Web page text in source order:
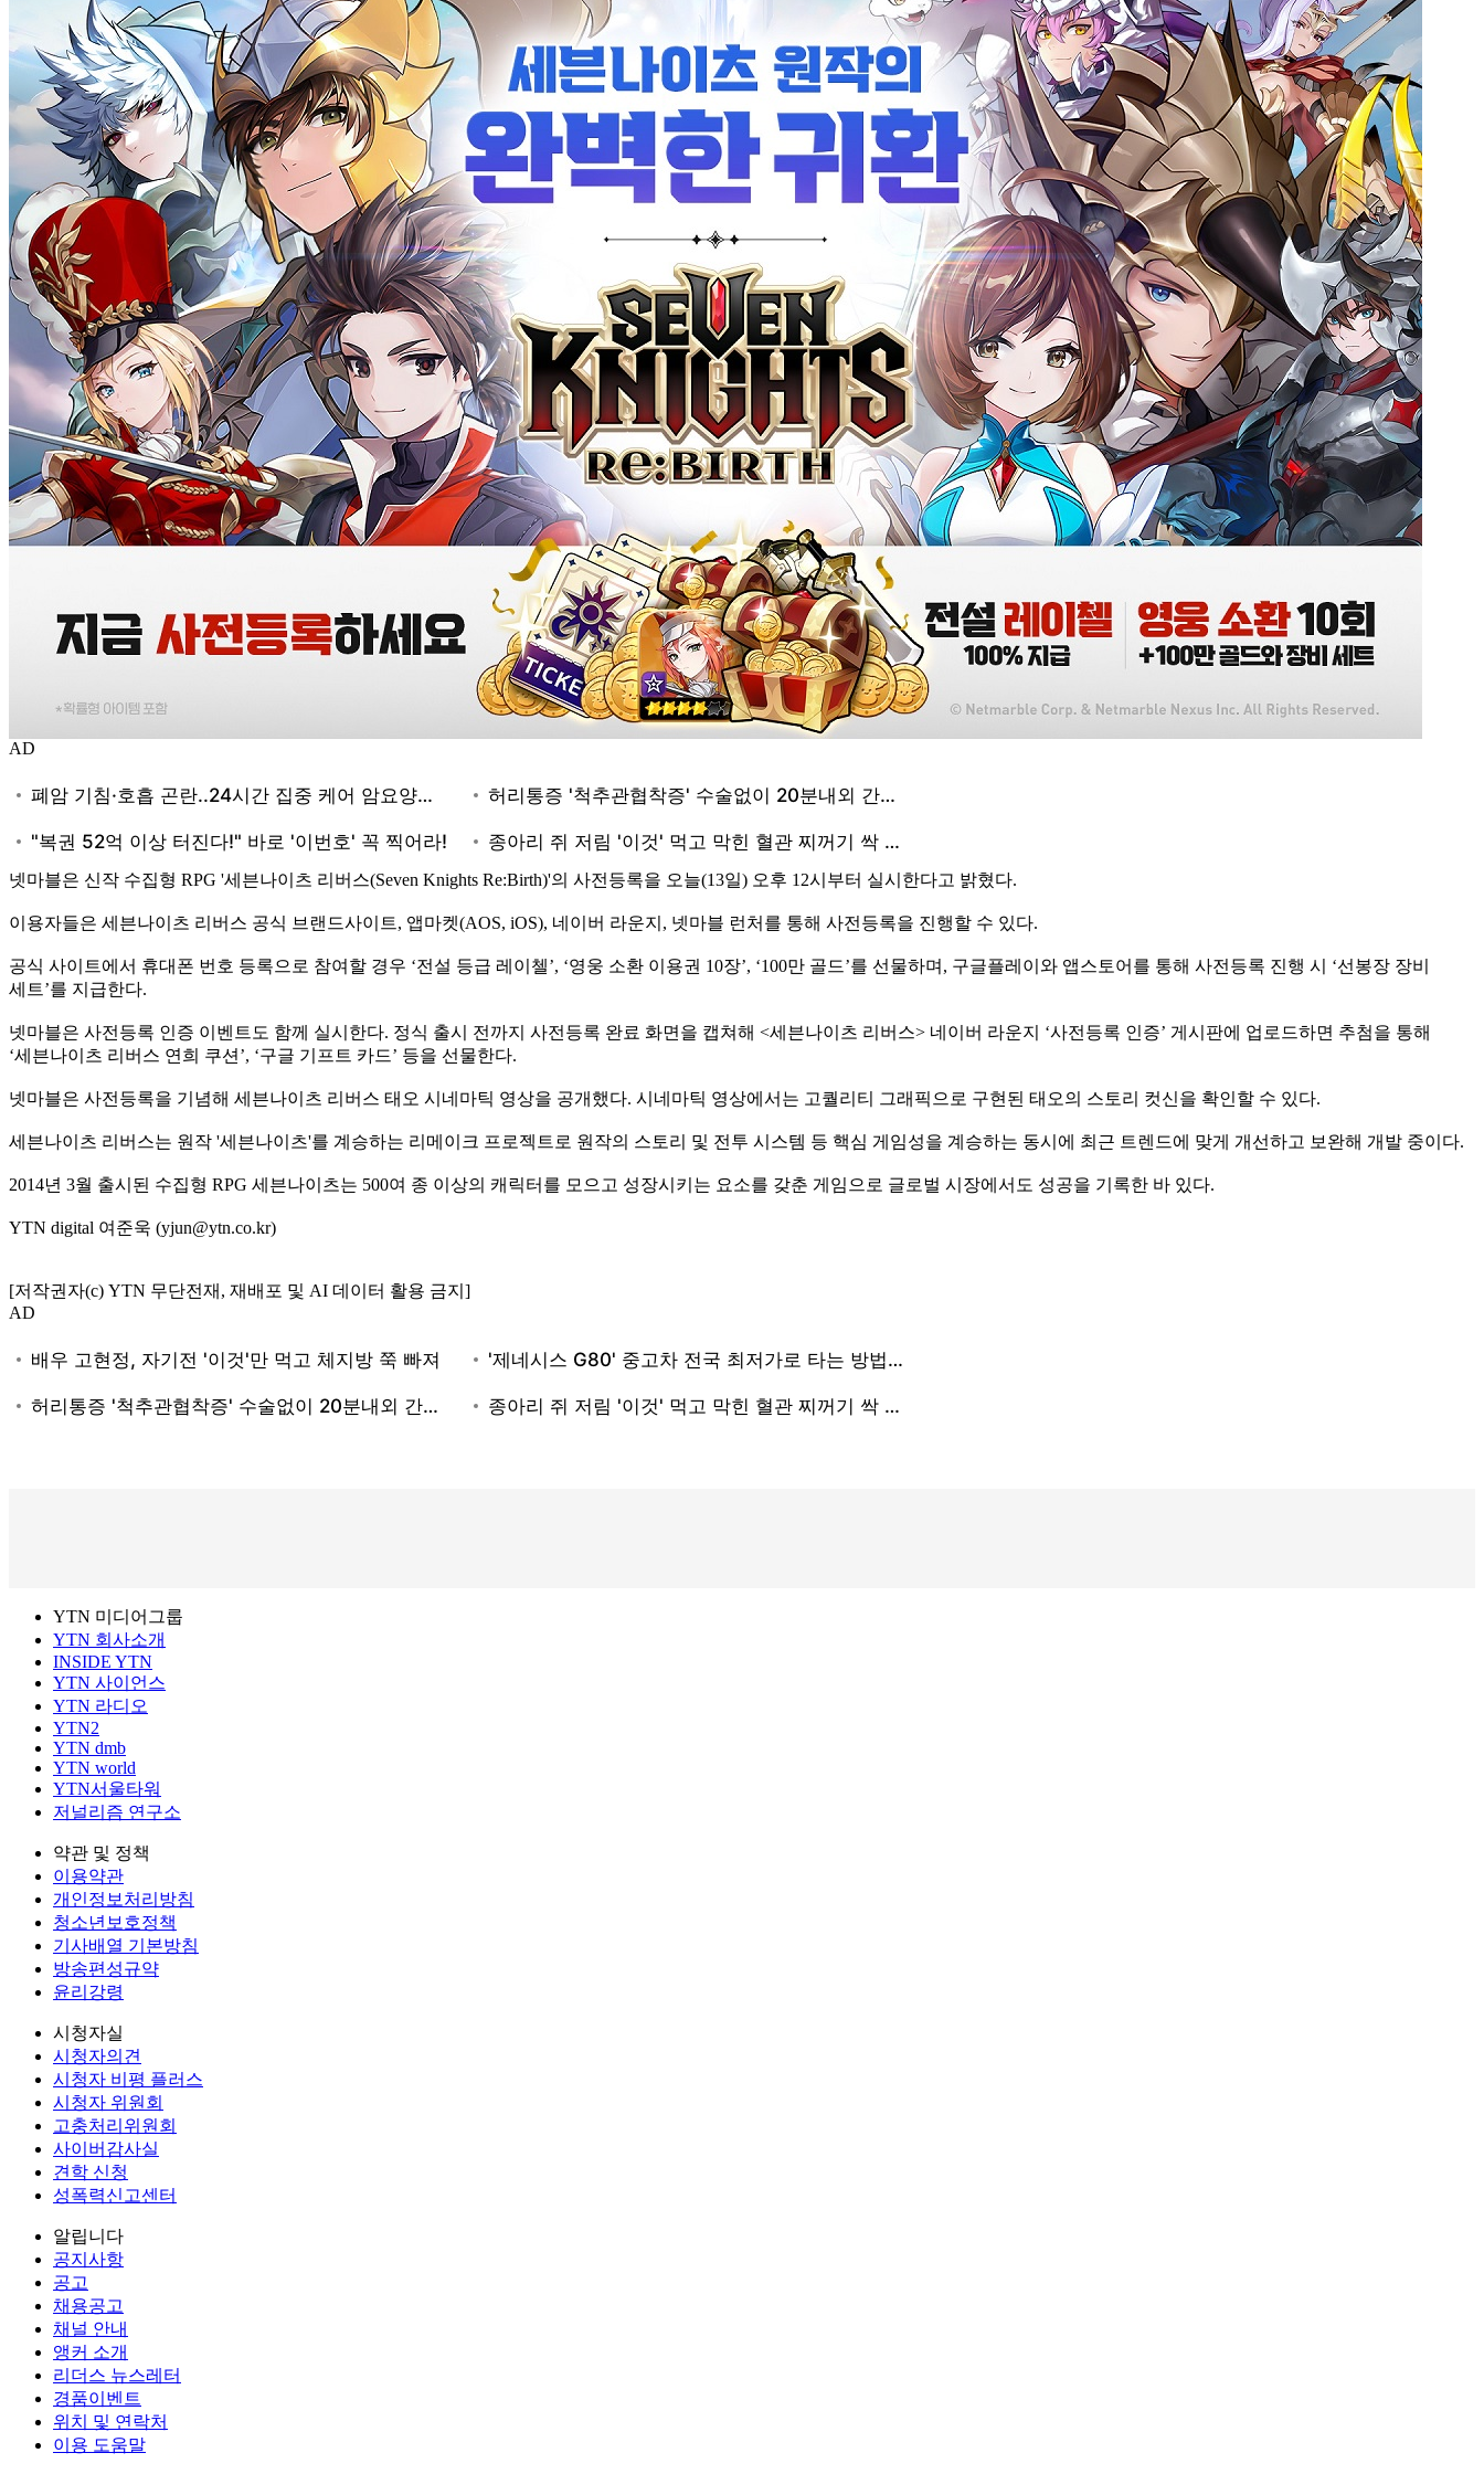
AD
넷마블은 신작 수집형 RPG '세븐나이츠 리버스(Seven Knights Re:Birth)'의 사전등록을 오늘(13일) 오후 12시부터 실시한다고 밝혔다.
이용자들은 세븐나이츠 리버스 공식 브랜드사이트, 앱마켓(AOS, iOS), 네이버 라운지, 넷마블 런처를 통해 사전등록을 진행할 수 있다.
공식 사이트에서 휴대폰 번호 등록으로 참여할 경우 ‘전설 등급 레이첼’, ‘영웅 소환 이용권 10장’, ‘100만 골드’를 선물하며, 구글플레이와 앱스토어를 통해 사전등록 진행 시 ‘선봉장 장비
세트’를 지급한다.
넷마블은 사전등록 인증 이벤트도 함께 실시한다. 정식 출시 전까지 사전등록 완료 화면을 캡쳐해 <세븐나이츠 리버스> 네이버 라운지 ‘사전등록 인증’ 게시판에 업로드하면 추첨을 통해
‘세븐나이츠 리버스 연희 쿠션’, ‘구글 기프트 카드’ 등을 선물한다.
넷마블은 사전등록을 기념해 세븐나이츠 리버스 태오 시네마틱 영상을 공개했다. 시네마틱 영상에서는 고퀄리티 그래픽으로 구현된 태오의 스토리 컷신을 확인할 수 있다.
세븐나이츠 리버스는 원작 '세븐나이츠'를 계승하는 리메이크 프로젝트로 원작의 스토리 및 전투 시스템 등 핵심 게임성을 계승하는 동시에 최근 트렌드에 맞게 개선하고 보완해 개발 중이다.
2014년 3월 출시된 수집형 RPG 세븐나이츠는 500여 종 이상의 캐릭터를 모으고 성장시키는 요소를 갖춘 게임으로 글로벌 시장에서도 성공을 기록한 바 있다.
YTN digital 여준욱 (yjun@ytn.co.kr)
[저작권자(c) YTN 무단전재, 재배포 및 AI 데이터 활용 금지]
AD
YTN 미디어그룹
YTN 회사소개
INSIDE YTN
YTN 사이언스
YTN 라디오
YTN2
YTN dmb
YTN world
YTN서울타워
저널리즘 연구소
약관 및 정책
이용약관
개인정보처리방침
청소년보호정책
기사배열 기본방침
방송편성규약
윤리강령
시청자실
시청자의견
시청자 비평 플러스
시청자 위원회
고충처리위원회
사이버감사실
견학 신청
성폭력신고센터
알립니다
공지사항
공고
채용공고
채널 안내
앵커 소개
리더스 뉴스레터
경품이벤트
위치 및 연락처
이용 도움말